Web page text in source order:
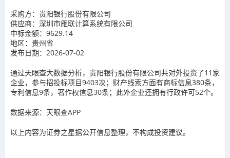
采购方：贵阳银行股份有限公司
供应商：深圳市雁联计算系统有限公司
中标金额：9629.14
地区：贵州省
发布日期：2026-07-02
通过天眼查大数据分析，贵阳银行股份有限公司共对外投资了11家
企业，参与招投标项目9403次；财产线索方面有商标信息380条，
专利信息9条，著作权信息30条；此外企业还拥有行政许可52个。
数据来源：天眼查APP
以上内容为证券之星据公开信息整理，不构成投资建议。